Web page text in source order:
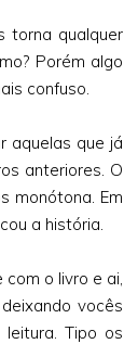
torna qualquer
Porém algo
confuso.
aquelas que já
anteriores. O
monótona. Em
a história.
o livro e ai,
vocês
Tipo os